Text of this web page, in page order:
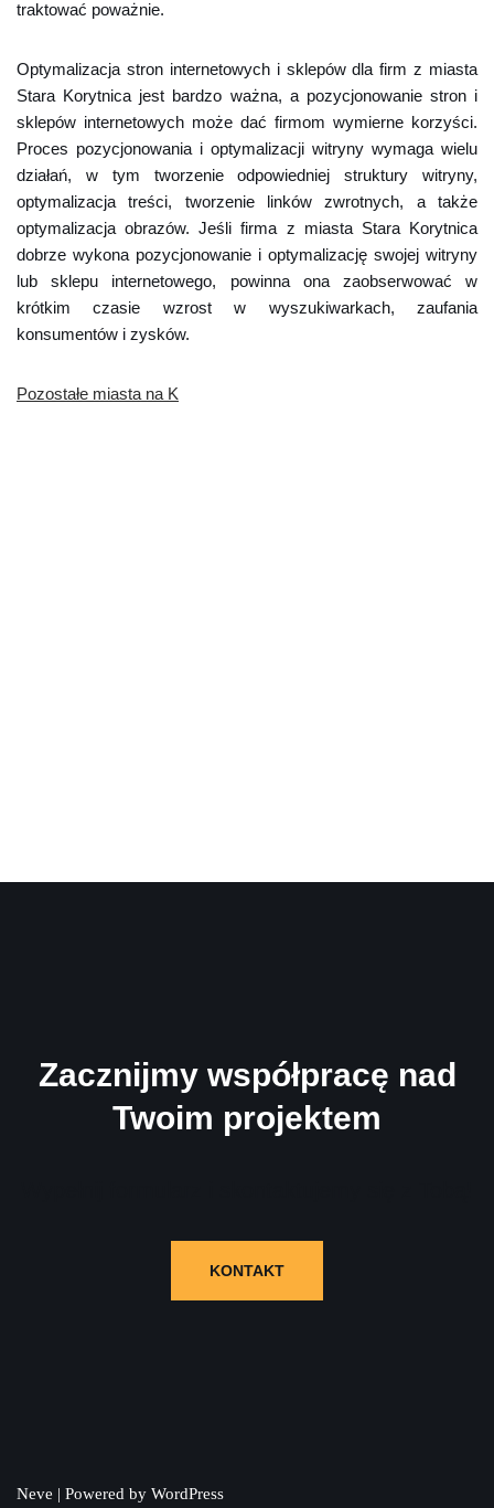
traktować poważnie.
Optymalizacja stron internetowych i sklepów dla firm z miasta
Stara Korytnica jest bardzo ważna, a pozycjonowanie stron i
sklepów internetowych może dać firmom wymierne korzyści.
Proces pozycjonowania i optymalizacji witryny wymaga wielu
działań, w tym tworzenie odpowiedniej struktury witryny,
optymalizacja treści, tworzenie linków zwrotnych, a także
optymalizacja obrazów. Jeśli firma z miasta Stara Korytnica
dobrze wykona pozycjonowanie i optymalizację swojej witryny
lub sklepu internetowego, powinna ona zaobserwować w
krótkim czasie wzrost w wyszukiwarkach, zaufania
konsumentów i zysków.
Pozostałe miasta na K
Zacznijmy współpracę nad
Twoim projektem
KONTAKT
Neve | Powered by WordPress